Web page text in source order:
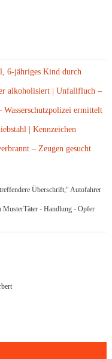
6-jähriges Kind durch
alkoholisiert | Unfallfluch –
Wasserschutzpolizei ermittelt
| Kennzeichen
– Zeugen gesucht
Überschrift;" Autofahrer
MusterTäter - Handlung - Opfer